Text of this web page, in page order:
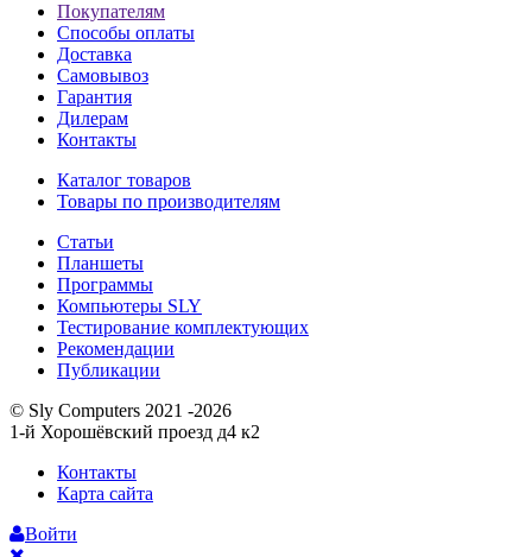
Покупателям
Способы оплаты
Доставка
Самовывоз
Гарантия
Дилерам
Контакты
Каталог товаров
Товары по производителям
Статьи
Планшеты
Программы
Компьютеры SLY
Тестирование комплектующих
Рекомендации
Публикации
© Sly Computers 2021 -2026
1-й Хорошёвский проезд д4 к2
Контакты
Карта сайта
Войти